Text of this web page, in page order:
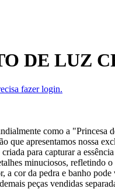
DE LUZ
fazer login.
como a "Princesa
que apresentamos nossa
para capturar a
minuciosos, refletindo
a cor da pedra e banho
peças vendidas